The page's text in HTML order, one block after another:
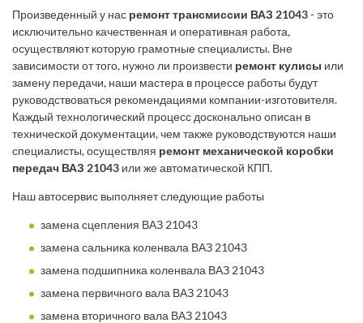
Произведенный у нас ремонт трансмиссии ВАЗ 21043- это
исключительно качественная и оперативная работа,
осуществляют которую грамотные специалисты. Вне
зависимости от того, нужно ли произвести ремонт кулисы или
замену передачи, наши мастера в процессе работы будут
руководствоваться рекомендациями компании-изготовителя.
Каждый технологический процесс досконально описан в
технической документации, чем также руководствуются наши
специалисты, осуществляя ремонт механической коробки
передач ВАЗ 21043 или же автоматической КПП.
Наш автосервис выполняет следующие работы
замена сцепления ВАЗ 21043
замена сальника коленвала ВАЗ 21043
замена подшипника коленвала ВАЗ 21043
замена первичного вала ВАЗ 21043
замена вторичного вала ВАЗ 21043